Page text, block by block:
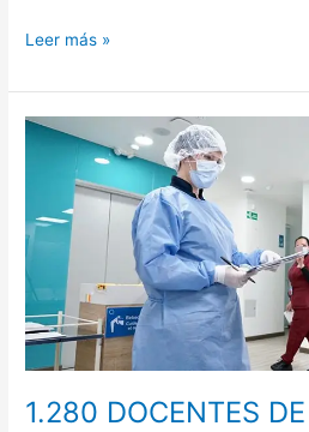
Leer más »
1.280 DOCENTES
1.280
DOCENTES
YOPAL
SERÁN
VACUNADOS
EN
LAS
PRÓXIMAS
SEMANAS